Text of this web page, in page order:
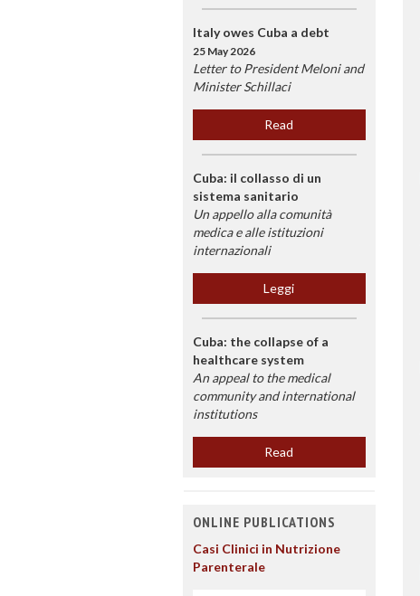
Italy owes Cuba a debt
25 May 2026
Letter to President Meloni and
Minister Schillaci
Read
Cuba: il collasso di un
sistema sanitario
Un appello alla comunità
medica e alle istituzioni
internazionali
Leggi
Cuba: the collapse of a
healthcare system
An appeal to the medical
community and international
institutions
Read
ONLINE PUBLICATIONS
Casi Clinici in Nutrizione
Parenterale